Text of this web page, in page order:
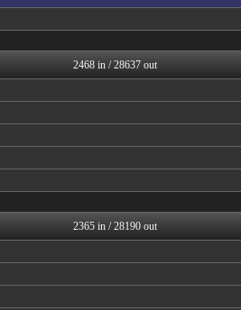
コノユビニュース｜みんなの...
不思議.net - 5ch...
ネラーボイス
思考ちゃんねる
ひま速(°∀°) -暇つぶ...
V速ニュップ
(*ﾟ∀ﾟ)ゞカガクニュー...
VIPPER速報
2468 in / 28637 out
2365 in / 28190 out